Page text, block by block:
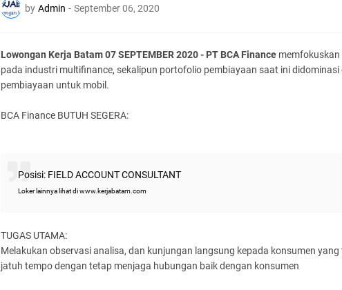
by Admin - September 06, 2020
Lowongan Kerja Batam 07 SEPTEMBER 2020 - PT BCA Finance memfokuskan
pada industri multifinance, sekalipun portofolio pembiayaan saat ini didominasi
pembiayaan untuk mobil.
BCA Finance BUTUH SEGERA:
Posisi: FIELD ACCOUNT CONSULTANT
Loker lainnya lihat di www.kerjabatam.com
TUGAS UTAMA:
Melakukan observasi analisa, dan kunjungan langsung kepada konsumen yang
jatuh tempo dengan tetap menjaga hubungan baik dengan konsumen